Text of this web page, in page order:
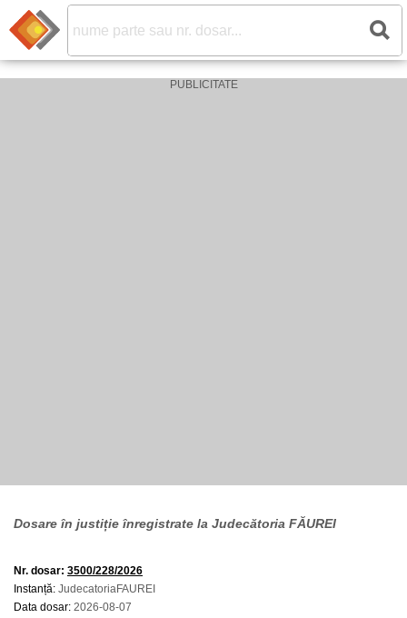
Dosare în justiție înregistrate la Judecătoria FĂUREI
Nr. dosar: 3500/228/2026
Instanță: JudecatoriaFAUREI
Data dosar: 2026-08-07